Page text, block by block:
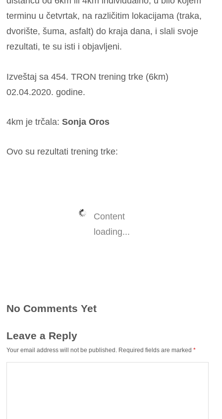
terminu u četvrtak, na različitim lokacijama (traka,
dvorište, šuma, asfalt) do kraja dana, i slali svoje
rezultati, te su isti i objavljeni.
Izveštaj sa 454. TRON trening trke (6km)
02.04.2020. godine.
4km je trčala:Sonja Oros
Ovo su rezultati trening trke:
Content
loading...
No Comments Yet
Leave a Reply
Your email address will not be published. Required fields are marked*